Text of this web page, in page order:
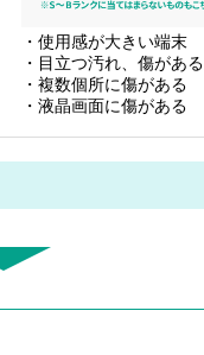
・使用感が大きい端末
・目立つ汚れ、傷がある
・複数個所に傷がある
・液晶画面に傷がある